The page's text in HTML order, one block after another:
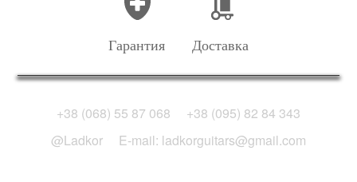
Гарантия Доставка
+38 (068) 55 87 068
+38 (095) 82 84 343
@Ladkor
E-mail: ladkorguitars@gmail.com